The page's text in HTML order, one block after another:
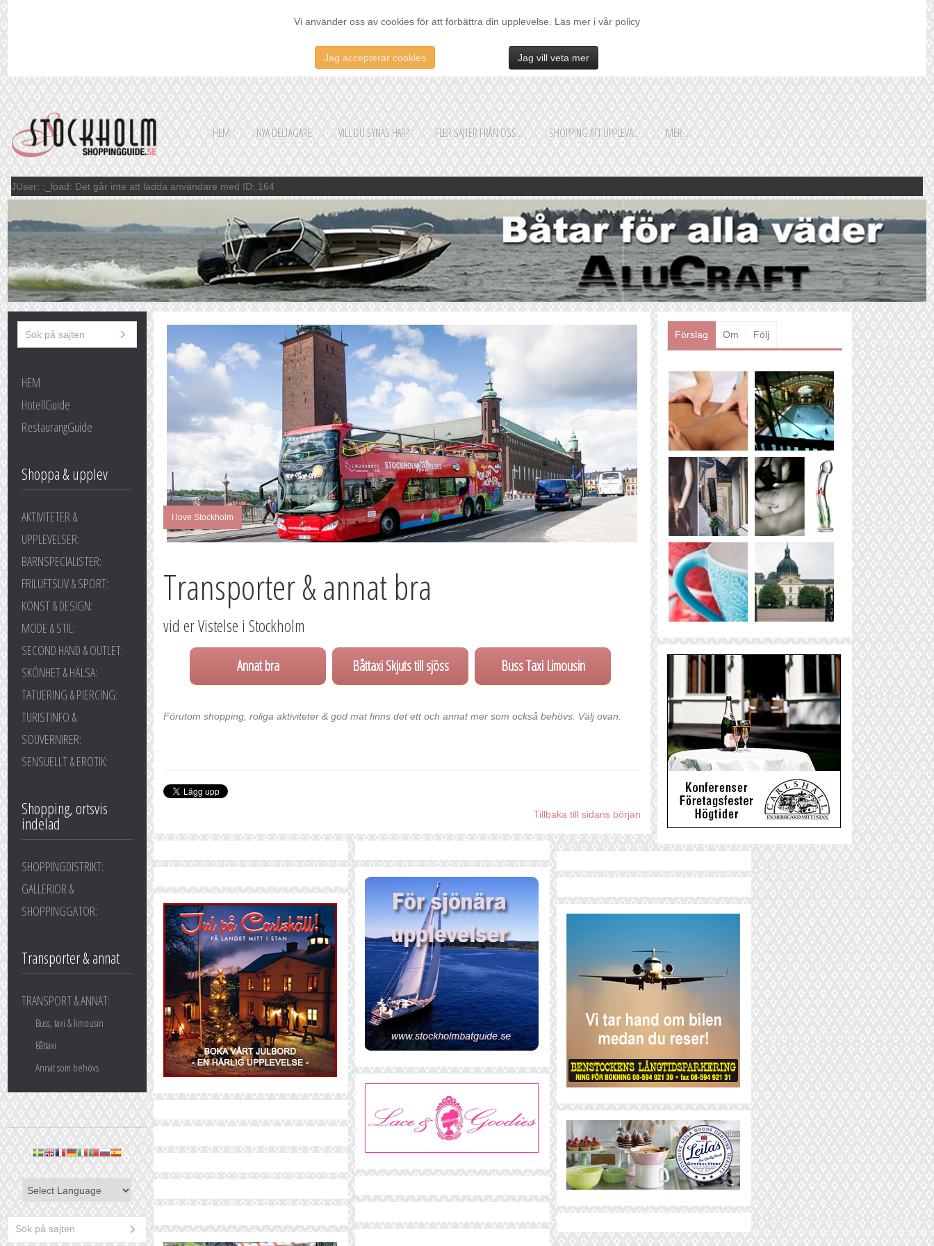
Vi använder oss av cookies för att förbättra din upplevelse. Läs mer i vår policy
Jag accepterar cookies Jag vill veta mer
HEM NYA DELTAGARE VILL DU SYNAS HÄR? FLER SAJTER FRÅN OSS... SHOPPING ATT UPPLEVA... MER...
JUser: :_load: Det går inte att ladda användare med ID: 164
HEM
HotellGuide
RestaurangGuide
Shoppa & upplev
AKTIVITETER &
UPPLEVELSER:
BARNSPECIALISTER:
FRILUFTSLIV & SPORT:
KONST & DESIGN:
MODE & STIL:
SECOND HAND & OUTLET:
SKÖNHET & HÄLSA:
TATUERING & PIERCING:
TURISTINFO &
SOUVERNIRER:
SENSUELLT & EROTIK:
Shopping, ortsvis
indelad
SHOPPINGDISTRIKT:
GALLERIOR &
SHOPPINGGATOR:
Transporter & annat
TRANSPORT & ANNAT:
Buss, taxi & limousin
Båttaxi
Annat som behövs
I love Stockholm
Transporter & annat bra
vid er Vistelse i Stockholm
Annat bra Båttaxi Skjuts till sjöss Buss Taxi Limousin
Förutom shopping, roliga aktiviteter & god mat finns det ett och annat mer som också behövs. Välj ovan.
Tillbaka till sidans början
Förslag Om Följ
Shoppingguiden är främst
framtagen för vår huvudstads
besökare